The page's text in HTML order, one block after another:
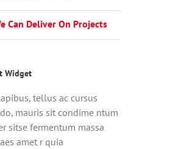
Can Deliver On Projects
Widget
tellus ac cursus
mauris sit condime ntum
sitse fermentum massa
amet r quia